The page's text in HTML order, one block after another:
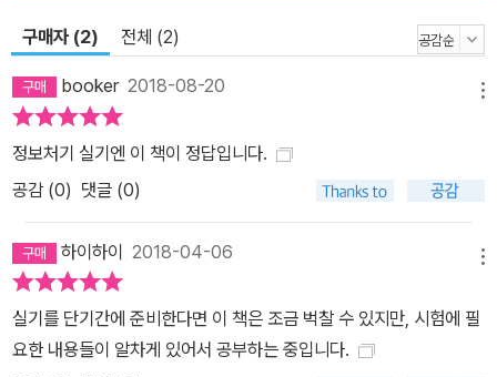
구매자 (2) 전체 (2)
booker2018-08-20
정보처기 실기엔 이 책이 정답입니다.
공감 (0) 댓글 (0)
하이하이 2018-04-06
실기를 단기간에 준비한다면 이 책은 조금 벅찰 수 있지만, 시험에 필
요한 내용들이 알차게 있어서 공부하는 중입니다.